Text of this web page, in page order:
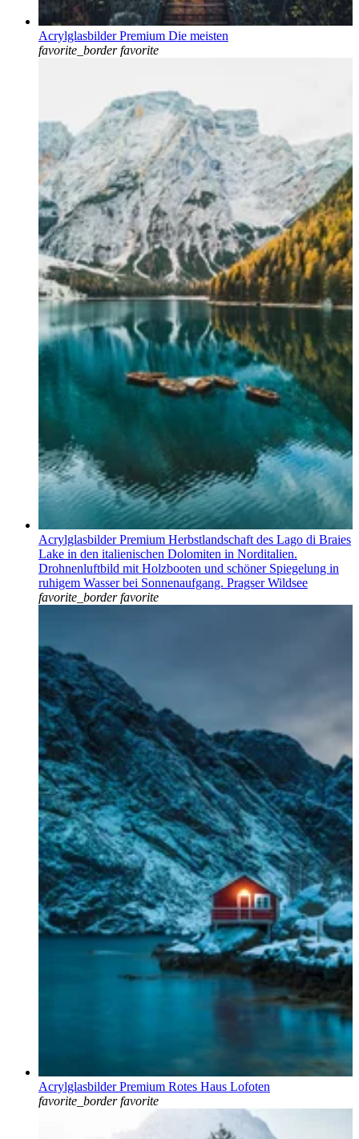
Acrylglasbilder Premium Die meisten
favorite_border favorite
Acrylglasbilder Premium Herbstlandschaft des Lago di Braies
Lake in den italienischen Dolomiten in Norditalien.
Drohnenluftbild mit Holzbooten und schöner Spiegelung in
ruhigem Wasser bei Sonnenaufgang. Pragser Wildsee
favorite_border favorite
Acrylglasbilder Premium Rotes Haus Lofoten
favorite_border favorite